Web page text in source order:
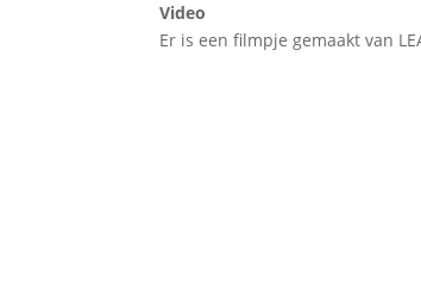
Video
Er is een filmpje gemaakt van